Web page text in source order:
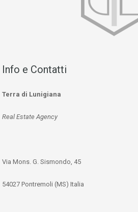
Info e Contatti
Terra di Lunigiana
Real Estate Agency
Via Mons. G. Sismondo, 45
54027 Pontremoli (MS) Italia